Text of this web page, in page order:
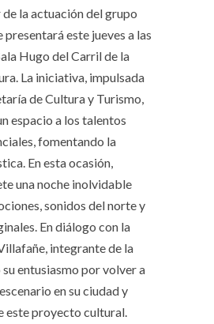
la actuación del grupo
presentará este jueves a las
Hugo del Carril de la
La iniciativa, impulsada
de Cultura y Turismo,
espacio a los talentos
fomentando la
En esta ocasión,
una noche inolvidable
sonidos del norte y
En diálogo con la
integrante de la
entusiasmo por volver a
en su ciudad y
este proyecto cultural.